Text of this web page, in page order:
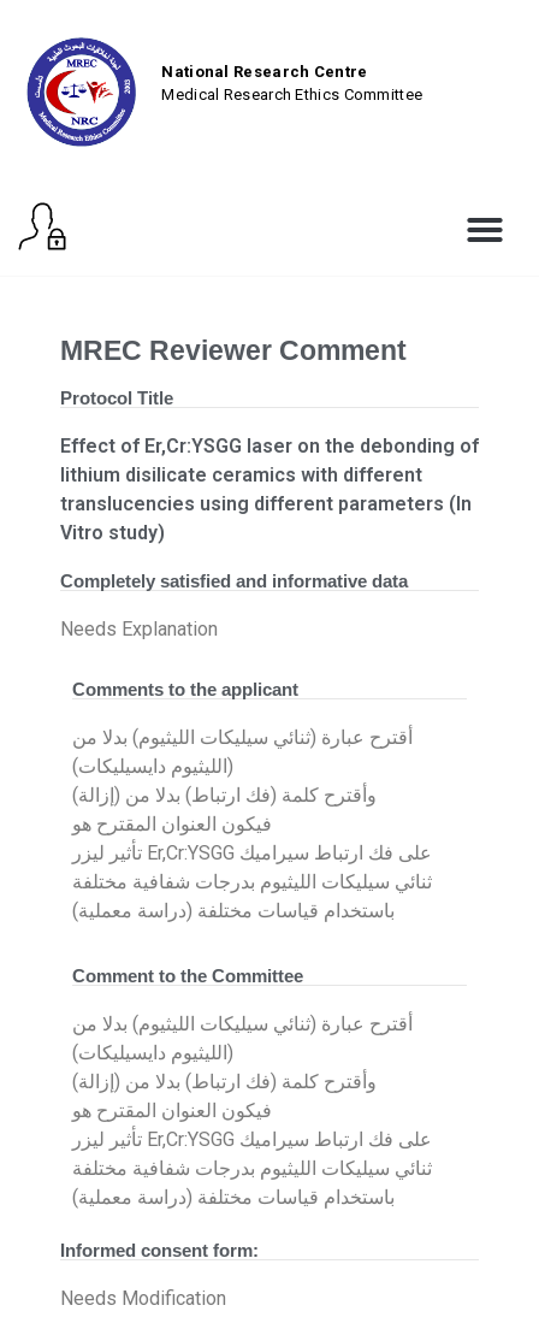
National Research Centre
Medical Research Ethics Committee
MREC Reviewer Comment
Protocol Title
Effect of Er,Cr:YSGG laser on the debonding of
lithium disilicate ceramics with different
translucencies using different parameters (In
Vitro study)
Completely satisfied and informative data
Needs Explanation
Comments to the applicant
أقترح عبارة (ثنائي سيليكات الليثيوم) بدلا من
(الليثيوم دايسيليكات)
وأقترح كلمة (فك ارتباط) بدلا من (إزالة)
فيكون العنوان المقترح هو
تأثير ليزر Er,Cr:YSGG على فك ارتباط سيراميك
ثنائي سيليكات الليثيوم بدرجات شفافية مختلفة
باستخدام قياسات مختلفة (دراسة معملية)
Comment to the Committee
أقترح عبارة (ثنائي سيليكات الليثيوم) بدلا من
(الليثيوم دايسيليكات)
وأقترح كلمة (فك ارتباط) بدلا من (إزالة)
فيكون العنوان المقترح هو
تأثير ليزر Er,Cr:YSGG على فك ارتباط سيراميك
ثنائي سيليكات الليثيوم بدرجات شفافية مختلفة
باستخدام قياسات مختلفة (دراسة معملية)
Informed consent form:
Needs Modification